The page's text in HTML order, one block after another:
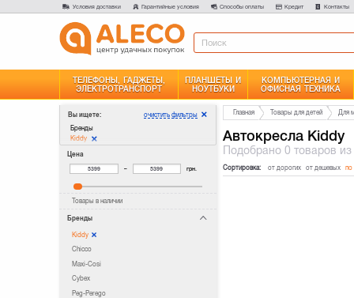
Условия доставки Гарантийные условия Способы оплаты Кредит Контакты
ТЕЛЕФОНЫ, ГАДЖЕТЫ,
ЭЛЕКТРОТРАНСПОРТ
ПЛАНШЕТЫ И
НОУТБУКИ
КОМПЬЮТЕРНАЯ И
ОФИСНАЯ ТЕХНИКА
Вы ищете:
Бренды
Kiddy
очистить фильтры
Цена
– грн.
Товары в наличии
Бренды
Kiddy
Chicco
Maxi-Cosi
Cybex
Peg-Perego
Главная Товары для детей Для
Автокресла Kiddy
Подобрано0 товаров
Сортировка: от дорогих от дешевых по